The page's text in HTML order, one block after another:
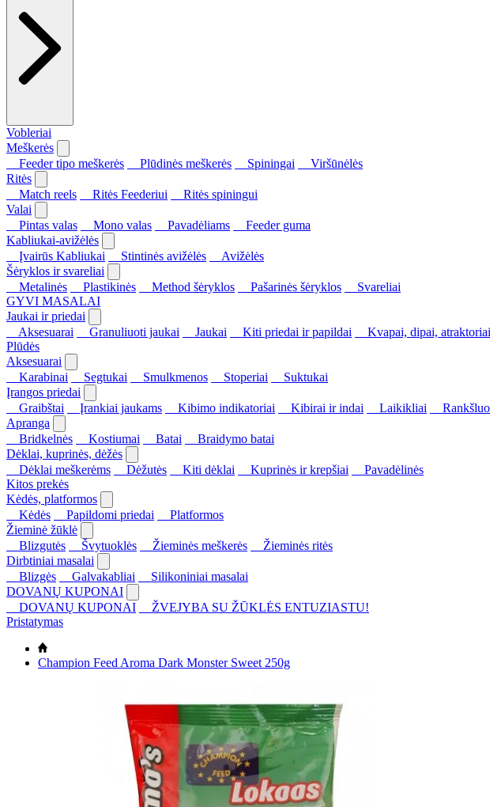
Vobleriai
Meškerės
Feeder tipo meškerės
Plūdinės meškerės Spiningai
Viršūnėlės
Ritės
Match reels
Ritės Feederiui
Ritės spiningui
Valai
Pintas valas
Mono valas Pavadėliams
Feeder guma
Kabliukai-avižėlės
Įvairūs Kabliukai
Stintinės avižėlės
Avižėlės
Šėryklos ir svareliai
Metalinės
Plastikinės Method šėryklos Pašarinės šėryklos
Svareliai
GYVI MASALAI
Jaukai ir priedai
Aksesuarai
Granuliuoti jaukai Jaukai Kiti priedai ir papildai Kvapai, dipai, atraktoriai
Plūdės
Aksesuarai
Karabinai
Segtukai Smulkmenos Stoperiai
Suktukai
Įrangos priedai
Graibštai
Įrankiai jaukams Kibimo indikatoriai Kibirai ir indai Laikikliai
Apranga
Bridkelnės
Kostiumai Batai
Braidymo batai
Dėklai, kuprinės, dėžės
Dėklai meškerėms
Dėžutės Kiti dėklai Kuprinės ir krepšiai
Pavadėlinės
Kitos prekės
Kėdės, platformos
Kėdės
Papildomi priedai
Platformos
Žieminė žūklė
Blizgutės
Švytuoklės Žieminės meškerės
Žieminės ritės
Dirbtiniai masalai
Blizgės
Galvakabliai
Silikoniniai masalai
DOVANŲ KUPONAI
DOVANŲ KUPONAI
ŽVEJYBA SU ŽŪKLĖS ENTUZIASTU!
Pristatymas
Champion Feed Aroma Dark Monster Sweet 250g